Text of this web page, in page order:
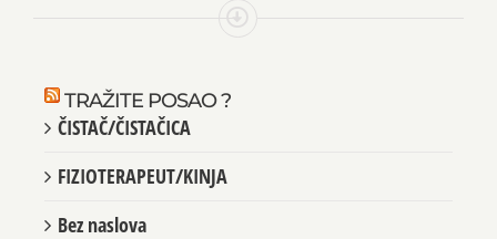
TRAŽITE POSAO ?
ČISTAČ/ČISTAČICA
FIZIOTERAPEUT/KINJA
Bez naslova